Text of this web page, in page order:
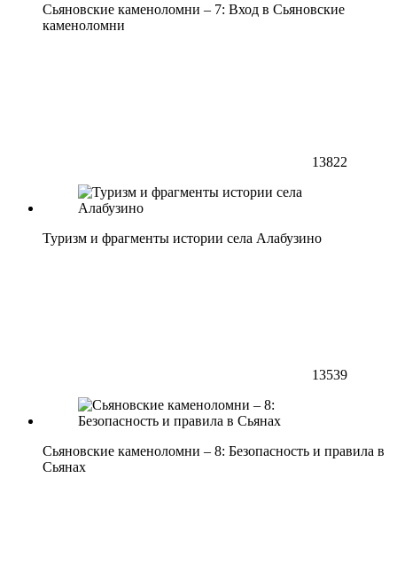
Сьяновские каменоломни – 7: Вход в Сьяновские
каменоломни
13822
Туризм и фрагменты истории села Алабузино
13539
Сьяновские каменоломни – 8: Безопасность и правила в
Сьянах